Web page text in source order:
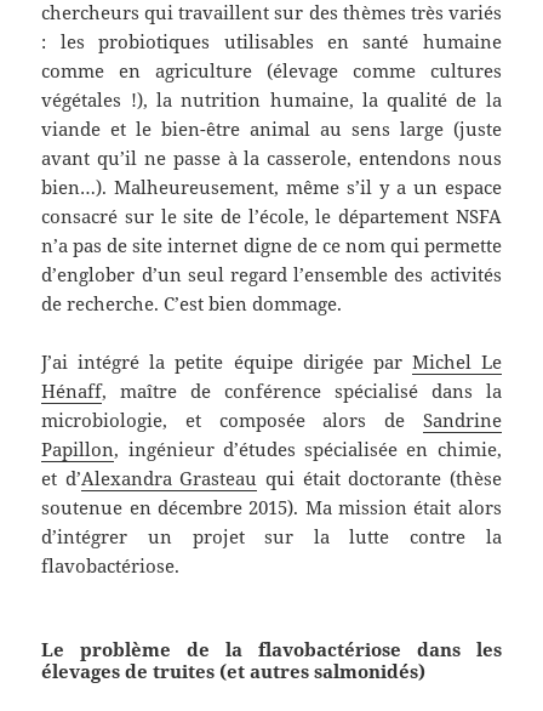
chercheurs qui travaillent sur des thèmes très variés
: les probiotiques utilisables en santé humaine
comme en agriculture (élevage comme cultures
végétales !), la nutrition humaine, la qualité de la
viande et le bien-être animal au sens large (juste
avant qu’il ne passe à la casserole, entendons nous
bien…). Malheureusement, même s’il y a un espace
consacré sur le site de l’école, le département NSFA
n’a pas de site internet digne de ce nom qui permette
d’englober d’un seul regard l’ensemble des activités
de recherche. C’est bien dommage.
J’ai intégré la petite équipe dirigée par Michel Le
Hénaff, maître de conférence spécialisé dans la
microbiologie, et composée alors de Sandrine
Papillon, ingénieur d’études spécialisée en chimie,
et d’Alexandra Grasteau qui était doctorante (thèse
soutenue en décembre 2015). Ma mission était alors
d’intégrer un projet sur la lutte contre la
flavobactériose.
Le problème de la flavobactériose dans les
élevages de truites (et autres salmonidés)